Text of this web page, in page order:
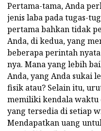
Pertama-tama, Anda
jenis laba pada tugas-
pertama bahkan tidak
Anda, di kedua, yang
beberapa perintah
nya. Mana yang lebih
Anda, yang Anda sukai
fisik atau? Selain itu,
memiliki kendala waktu
yang tersedia di setiap
Mendapatkan uang